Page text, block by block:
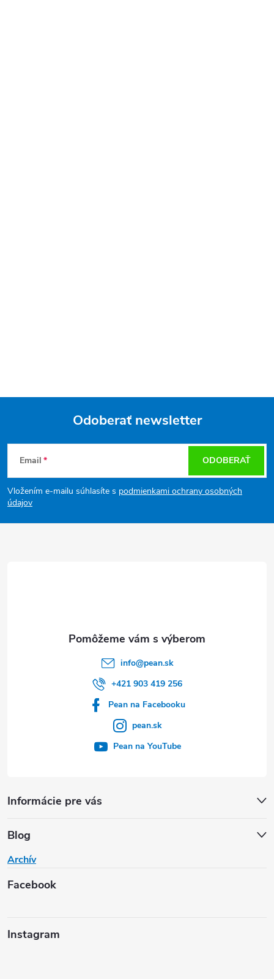
Z
á
p
Odoberať newsletter
Email
Vložením e-mailu súhlasíte s podmienkami ochrany osobných
údajov
ODOBERAŤ
Informácie pre vás
Blog
Archív
Facebook
info@pean.sk
+421 903 419 256
Pean na Facebooku
pean.sk
Pean na YouTube
Instagram